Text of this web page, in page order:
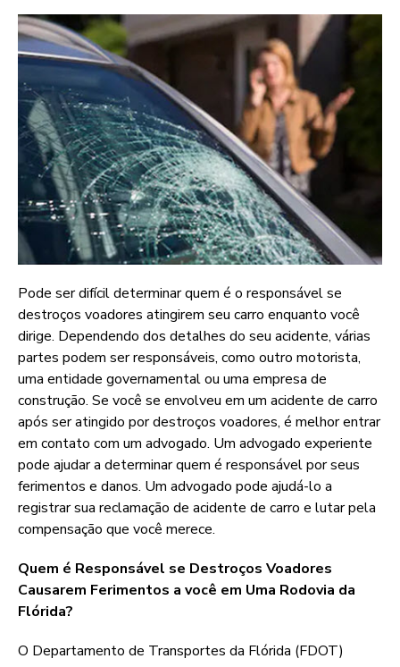
Pode ser difícil determinar quem é o responsável se
destroços voadores atingirem seu carro enquanto você
dirige. Dependendo dos detalhes do seu acidente, várias
partes podem ser responsáveis, como outro motorista,
uma entidade governamental ou uma empresa de
construção. Se você se envolveu em um acidente de carro
após ser atingido por destroços voadores, é melhor entrar
em contato com um advogado. Um advogado experiente
pode ajudar a determinar quem é responsável por seus
ferimentos e danos. Um advogado pode ajudá-lo a
registrar sua reclamação de acidente de carro e lutar pela
compensação que você merece.
Quem é Responsável se Destroços Voadores
Causarem Ferimentos a você em Uma Rodovia da
Flórida?
O Departamento de Transportes da Flórida (FDOT)